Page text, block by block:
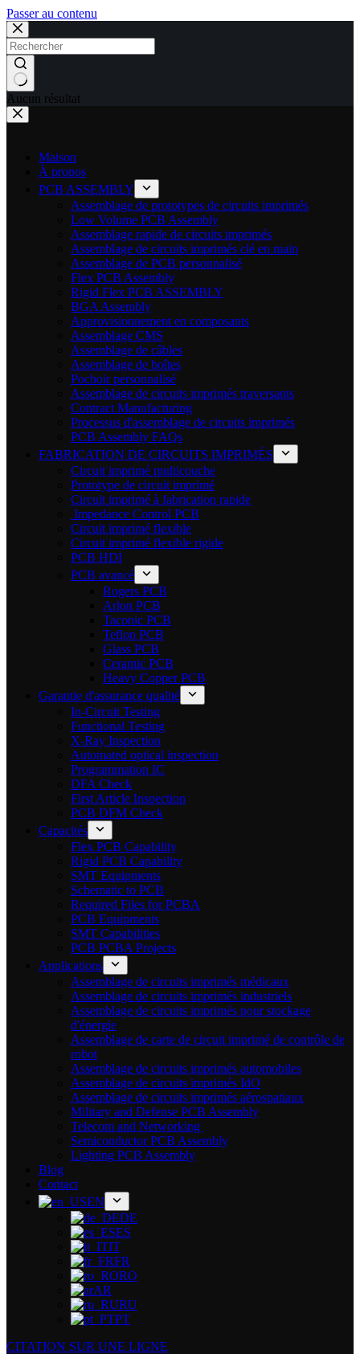
Passer au contenu
Aucun résultat
Maison
À propos
PCB ASSEMBLY
Assemblage de prototypes de circuits imprimés
Low Volume PCB Assembly
Assemblage rapide de circuits imprimés
Assemblage de circuits imprimés clé en main
Assemblage de PCB personnalisé
Flex PCB Assembly
Rigid Flex PCB ASSEMBLY
BGA Assembly
Approvisionnement en composants
Assemblage CMS
Assemblage de câbles
Assemblage de boîtes
Pochoir personnalisé
Assemblage de circuits imprimés traversants
Contract Manufacturing
Processus d'assemblage de circuits imprimés
PCB Assembly FAQs
FABRICATION DE CIRCUITS IMPRIMÉS
Circuit imprimé multicouche
Prototype de circuit imprimé
Circuit imprimé à fabrication rapide
Impedance Control PCB
Circuit imprimé flexible
Circuit imprimé flexible rigide
PCB HDI
PCB avancé
Rogers PCB
Arlon PCB
Taconic PCB
Teflon PCB
Glass PCB
Ceramic PCB
Heavy Copper PCB
Garantie d'assurance qualité
In-Circuit Testing
Functional Testing
X-Ray Inspection
Automated optical inspection
Programmation IC
DFA Check
First Article Inspection
PCB DFM Check
Capacités
Flex PCB Capability
Rigid PCB Capability
SMT Equipments
Schematic to PCB
Required Files for PCBA
PCB Equipments
SMT Capabilities
PCB PCBA Projects
Applications
Assemblage de circuits imprimés médicaux
Assemblage de circuits imprimés industriels
Assemblage de circuits imprimés pour stockage
d'énergie
Assemblage de carte de circuit imprimé de contrôle de
robot
Assemblage de circuits imprimés automobiles
Assemblage de circuits imprimés IdO
Assemblage de circuits imprimés aérospatiaux
Military and Defense PCB Assembly
Telecom and Networking
Semiconductor PCB Assembly
Lighting PCB Assembly
Blog
Contact
EN
DE
ES
IT
FR
RO
AR
RU
PT
CITATION SUR UNE LIGNE